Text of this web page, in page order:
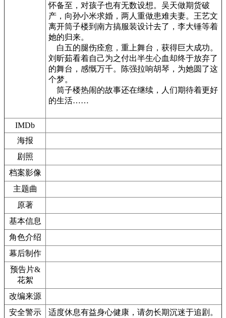
怀备至，对孩子也有无数设想。吴天做期货破
产，向孙小米求婚，两人重做患难夫妻。王艺文
离开筒子楼到南方搞服装设计去了，李大锤等着
她的归来。
白五的腿伤痊愈，重上舞台，获得巨大成功。
刘昕茹看着自己为之付出半生心血却终于放弃了
的舞台，感慨万千。陈强拉响胡琴，为她圆了这
个梦。
筒子楼热闹的故事还在继续，人们期待着更好
的生活……
IMDb
海报
剧照
档案影像
主题曲
原著
基本信息
角色介绍
幕后制作
预告片&
花絮
改编来源
安全警示
适度休息有益身心健康，请勿长期沉迷于追剧。